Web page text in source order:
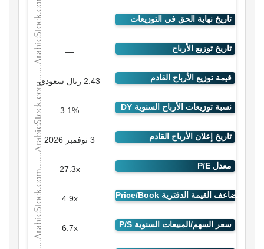
—
—
2.43 ريال سعودي
3.1%
3 نوفمبر 2026
27.3x
4.9x
6.7x